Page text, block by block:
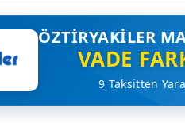
ÖZTIRYAKILER
VADE
9 Taksitten